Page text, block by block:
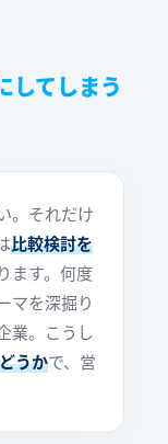
してしまう
。それだけ
比較検討を
ます。何度
マを深掘り
業。こうし
うかで、営